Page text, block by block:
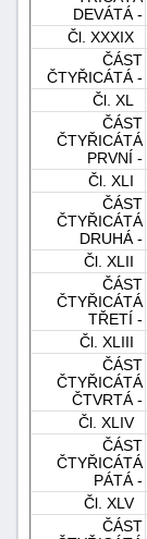
DEVÁTÁ -
Čl. XXXIX
ČÁST
ČTYŘICÁTÁ -
Čl. XL
ČÁST
ČTYŘICÁTÁ
PRVNÍ -
Čl. XLI
ČÁST
ČTYŘICÁTÁ
DRUHÁ -
Čl. XLII
ČÁST
ČTYŘICÁTÁ
TŘETÍ -
Čl. XLIII
ČÁST
ČTYŘICÁTÁ
ČTVRTÁ -
Čl. XLIV
ČÁST
ČTYŘICÁTÁ
PÁTÁ -
Čl. XLV
ČÁST